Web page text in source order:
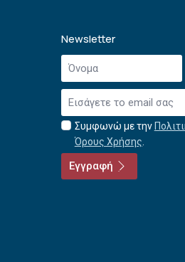
Newsletter
Όνομα
Email
Αποδοχή
όρων
χρήσης
*
Συμφωνώ με την
Όρους Χρήσης
Εγγραφή